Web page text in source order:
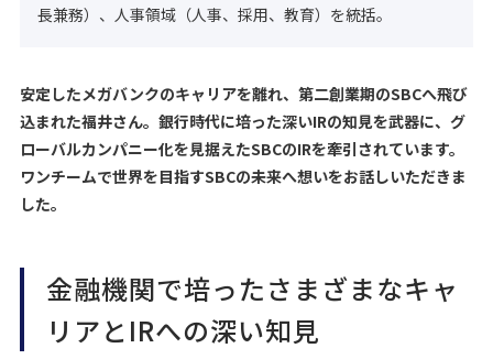
長兼務）、人事領域（人事、採用、教育）を統括。
安定したメガバンクのキャリアを離れ、第二創業期のSBCへ飛び
込まれた福井さん。銀行時代に培った深いIRの知見を武器に、グ
ローバルカンパニー化を見据えたSBCのIRを牽引されています。
ワンチームで世界を目指すSBCの未来へ想いをお話しいただきま
した。
金融機関で培ったさまざまなキャ
リアとIRへの深い知見